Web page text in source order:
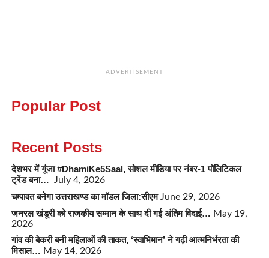
ADVERTISEMENT
Popular Post
Recent Posts
देशभर में गूंजा #DhamiKe5Saal, सोशल मीडिया पर नंबर-1 पॉलिटिकल
ट्रेंड बना…
July 4, 2026
चम्पावत बनेगा उत्तराखण्ड का मॉडल जिला:सीएम June 29, 2026
जनरल खंडूरी को राजकीय सम्मान के साथ दी गई अंतिम विदाई… May 19,
2026
गांव की बेकरी बनी महिलाओं की ताकत, ‘स्वाभिमान’ ने गढ़ी आत्मनिर्भरता की
मिसाल… May 14, 2026